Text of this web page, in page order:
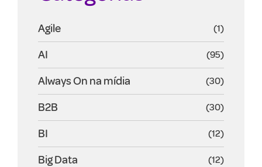
Agile (1)
AI (95)
Always On na mídia (30)
B2B (30)
BI (12)
Big Data (12)